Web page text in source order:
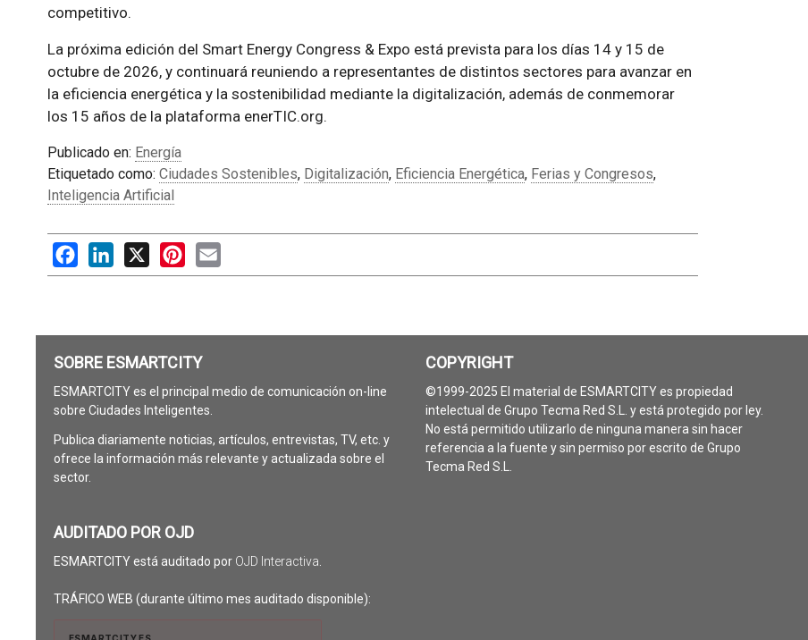
competitivo.
La próxima edición del Smart Energy Congress & Expo está prevista para los días 14 y 15 de
octubre de 2026, y continuará reuniendo a representantes de distintos sectores para avanzar en
la eficiencia energética y la sostenibilidad mediante la digitalización, además de conmemorar
los 15 años de la plataforma enerTIC.org.
Publicado en: Energía
Etiquetado como: Ciudades Sostenibles, Digitalización, Eficiencia Energética, Ferias y Congresos,
Inteligencia Artificial
FacebookLinkedIn
X PinterestEmail
SOBRE ESMARTCITY
ESMARTCITY es el principal medio de comunicación on-line
sobre Ciudades Inteligentes.
Publica diariamente noticias, artículos, entrevistas, TV, etc. y
ofrece la información más relevante y actualizada sobre el
sector.
AUDITADO POR OJD
ESMARTCITY está auditado por OJD Interactiva
TRÁFICO WEB (durante último mes auditado disponible):
COPYRIGHT
©1999-2025 El material de ESMARTCITY es propiedad
intelectual de Grupo Tecma Red S.L. y está protegido por ley.
No está permitido utilizarlo de ninguna manera sin hacer
referencia a la fuente y sin permiso por escrito de Grupo
Tecma Red S.L.